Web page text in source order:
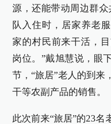
源，还能带动周边群
队入住时，居家养老
家的村民前来干活，
岗位。”戴旭慧说，眼
节，“旅居”老人的到来
干等农副产品的销售。
此次前来“旅居”的23名